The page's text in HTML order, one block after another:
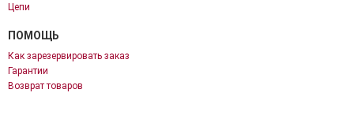
Цепи
ПОМОЩЬ
Как зарезервировать заказ
Гарантии
Возврат товаров